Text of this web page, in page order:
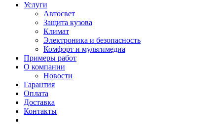
Услуги
Автосвет
Защита кузова
Климат
Электроника и безопасность
Комфорт и мультимедиа
Примеры работ
О компании
Новости
Гарантия
Оплата
Доставка
Контакты